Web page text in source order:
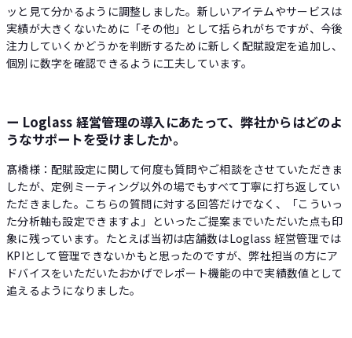
ッと見て分かるように調整しました。新しいアイテムやサービスは
実績が大きくないために「その他」として括られがちですが、今後
注力していくかどうかを判断するために新しく配賦設定を追加し、
個別に数字を確認できるように工夫しています。
ー Loglass 経営管理の導入にあたって、弊社からはどのよ
うなサポートを受けましたか。
髙橋様：配賦設定に関して何度も質問やご相談をさせていただきま
したが、定例ミーティング以外の場でもすべて丁寧に打ち返してい
ただきました。こちらの質問に対する回答だけでなく、「こういっ
た分析軸も設定できますよ」といったご提案までいただいた点も印
象に残っています。たとえば当初は店舗数はLoglass 経営管理では
KPIとして管理できないかもと思ったのですが、弊社担当の方にア
ドバイスをいただいたおかげでレポート機能の中で実績数値として
追えるようになりました。